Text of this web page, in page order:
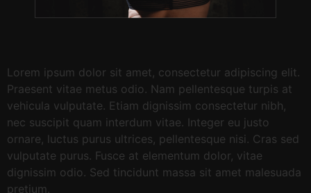
Lorem ipsum dolor sit amet, consectetur adipiscing elit.
Praesent vitae metus odio. Nam pellentesque turpis at
vehicula vulputate. Etiam dignissim consectetur nibh,
nec suscipit quam interdum vitae. Integer eu justo
ornare, luctus purus ultrices, pellentesque nisi. Cras sed
vulputate purus. Fusce at elementum dolor, vitae
dignissim odio. Sed tincidunt massa sit amet malesuada
pretium.